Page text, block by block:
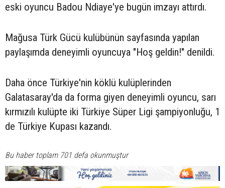
eski oyuncu Badou Ndiaye'ye bugün imzayı attırdı.
Mağusa Türk Gücü kulübünün sayfasında yapılan
paylaşımda deneyimli oyuncuya "Hoş geldin!" denildi.
Daha önce Türkiye'nin köklü kulüplerinden
Galatasaray'da da forma giyen deneyimli oyuncu, sarı
kırmızılı kulüpte iki Türkiye Süper Ligi şampiyonluğu, 1
de Türkiye Kupası kazandı.
Bu haber toplam 701 defa okunmuştur